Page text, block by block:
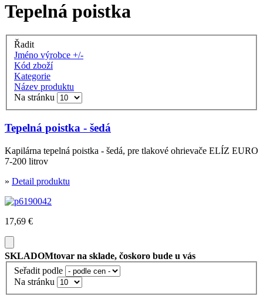
Tepelná poistka
Řadit
Jméno výrobce +/-
Kód zboží
Kategorie
Název produktu
Na stránku
Tepelná poistka - šedá
Kapilárna tepelná poistka - šedá, pre tlakové ohrievače ELÍZ EURO
7-200 litrov
» Detail produktu
17,69 €
SKLADOMtovar na sklade, čoskoro bude u vás
Seřadit podle
Na stránku